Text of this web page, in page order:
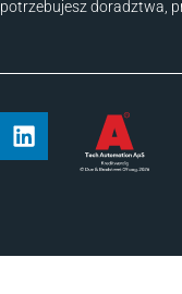
potrzebujesz doradztwa,